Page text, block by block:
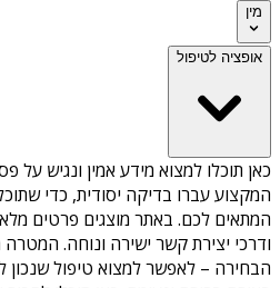
מין
אופציה לטיפול
כאן תוכלו למצוא מידע אמין ונגיש על
המקצוע עברו בדיקה יסודית, כדי
המתאים לכם. באתר מוצגים פרטים
ודרכי יצירת קשר ישירה ונוחה.
הבחירה – לאפשר למצוא טיפול